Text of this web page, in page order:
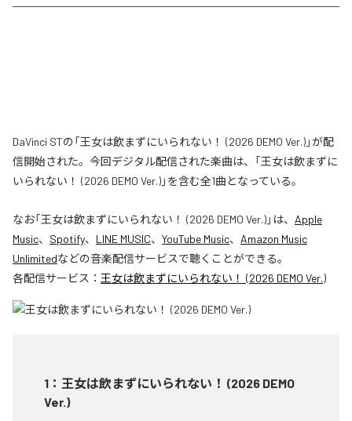
DaVinci STの「王女は飲まずにいられない！ (2026 DEMO Ver.)」が配
信開始された。今回デジタル配信された楽曲は、「王女は飲まずに
いられない！ (2026 DEMO Ver.)」を含む全1曲となっている。
なお「王女は飲まずにいられない！ (2026 DEMO Ver.)」は、 Apple
Music、 Spotify、 LINE MUSIC、 YouTube Music、 Amazon Music
Unlimitedなどの音楽配信サービスで聴くことができる。
各配信サービス： 王女は飲まずにいられない！ (2026 DEMO Ver.)
1 ： 王女は飲まずにいられない！ (2026 DEMO
Ver.)